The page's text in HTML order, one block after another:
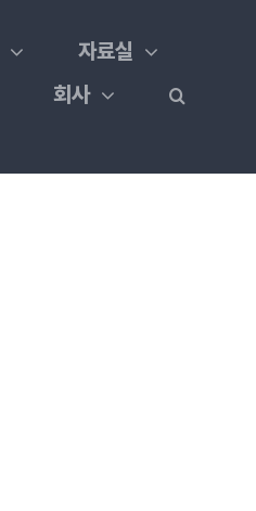
자료실
회사